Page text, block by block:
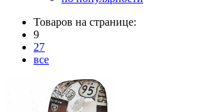
Товаров на странице:
9
27
все